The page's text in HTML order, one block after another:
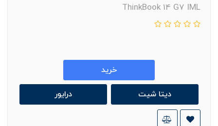
ThinkBook 14 G7 IML
خرید
دیتا شیت درایور